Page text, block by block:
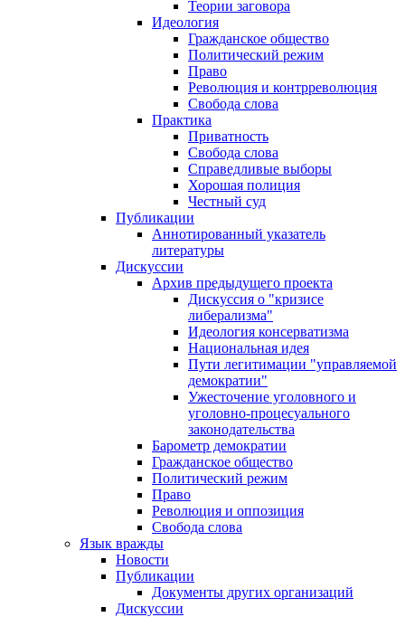
Теории заговора
Идеология
Гражданское общество
Политический режим
Право
Революция и контрреволюция
Свобода слова
Практика
Приватность
Свобода слова
Справедливые выборы
Хорошая полиция
Честный суд
Публикации
Аннотированный указатель
литературы
Дискуссии
Архив предыдущего проекта
Дискуссия о "кризисе
либерализма"
Идеология консерватизма
Национальная идея
Пути легитимации "управляемой
демократии"
Ужесточение уголовного и
уголовно-процесуального
законодательства
Барометр демократии
Гражданское общество
Политический режим
Право
Революция и оппозиция
Свобода слова
Язык вражды
Новости
Публикации
Документы других организаций
Дискуссии